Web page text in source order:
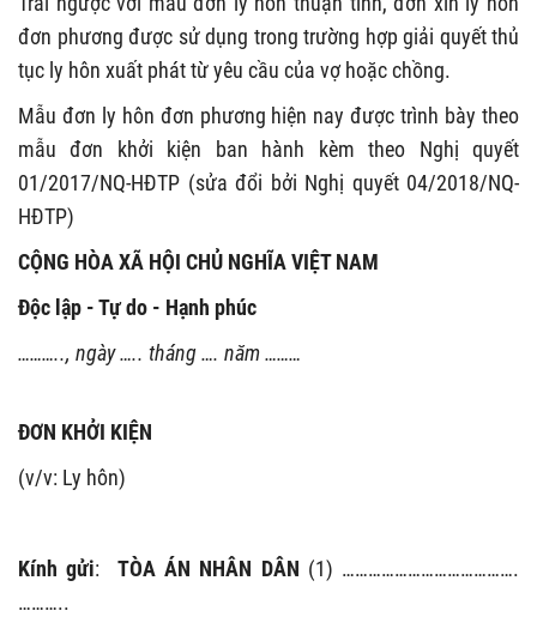
đơn phương được sử dụng trong trường hợp giải quyết thủ
tục ly hôn xuất phát từ yêu cầu của vợ hoặc chồng.
Mẫu đơn ly hôn đơn phương hiện nay được trình bày theo
mẫu đơn khởi kiện ban hành kèm theo Nghị quyết
01/2017/NQ-HĐTP (sửa đổi bởi Nghị quyết 04/2018/NQ-
HĐTP)
CỘNG HÒA XÃ HỘI CHỦ NGHĨA VIỆT NAM
Độc lập - Tự do - Hạnh phúc
……….., ngày ….. tháng …. năm ………
ĐƠN KHỞI KIỆN
(v/v: Ly hôn)
Kính gửi: TÒA ÁN NHÂN DÂN (1) ………………………………….
………..